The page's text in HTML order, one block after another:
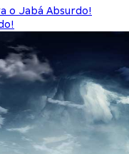
o Jabá Absurdo!